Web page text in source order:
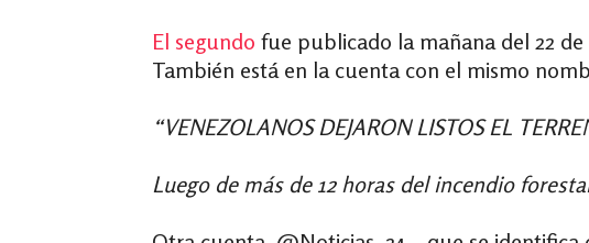
El segundo fue publicado la mañana del 22
También está en la cuenta con el mismo
“VENEZOLANOS DEJARON LISTOS EL
Luego de más de 12 horas del incendio